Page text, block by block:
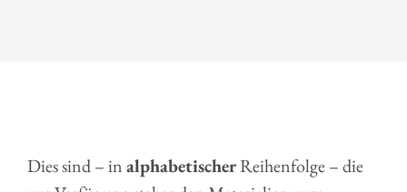
Dies sind – inalphabetischerReihenfolge – die